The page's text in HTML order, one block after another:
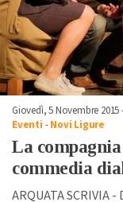
Giovedì, 5 Novembre 2015
Eventi -Novi Ligure
La
commedia
ARQUATA